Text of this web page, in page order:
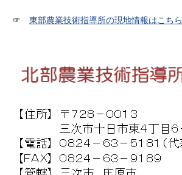
☞ 東部農業技術指導所の現地情報はこちら